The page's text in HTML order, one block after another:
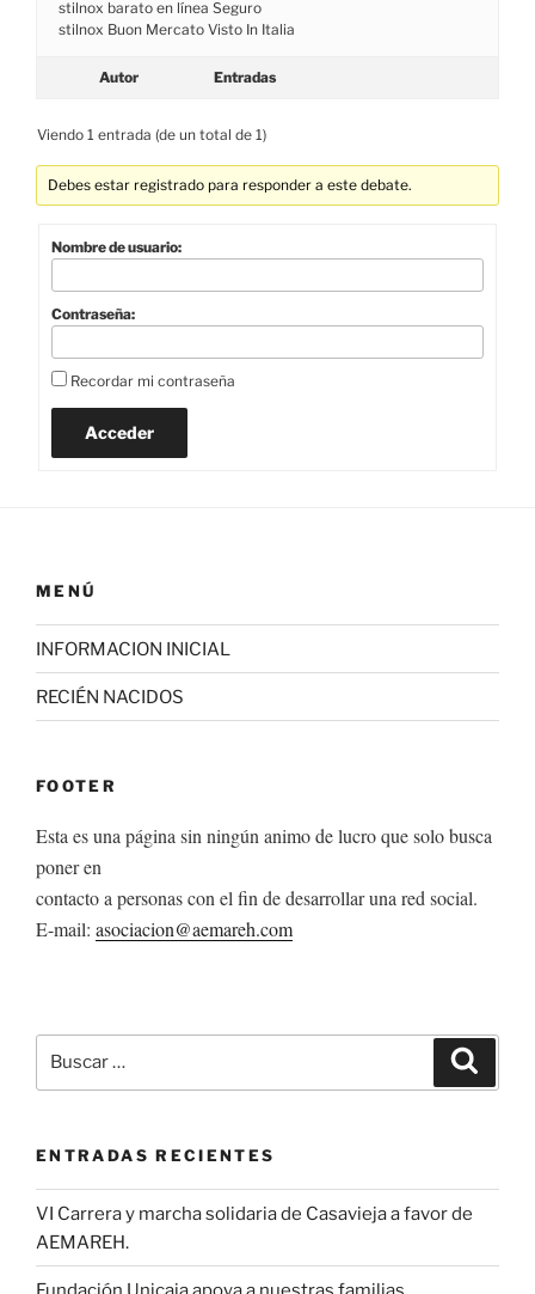
stilnox barato en línea Seguro
stilnox Buon Mercato Visto In Italia
Autor Entradas
Viendo 1 entrada (de un total de 1)
Debes estar registrado para responder a este debate.
Nombre de usuario:
Contraseña:
Recordar mi contraseña
Acceder
MENÚ
INFORMACION INICIAL
RECIÉN NACIDOS
FOOTER
Esta es una página sin ningún animo de lucro que solo busca
poner en
contacto a personas con el fin de desarrollar una red social.
E-mail: asociacion@aemareh.com
por:
ENTRADAS RECIENTES
VI Carrera y marcha solidaria de Casavieja a favor de
AEMAREH.